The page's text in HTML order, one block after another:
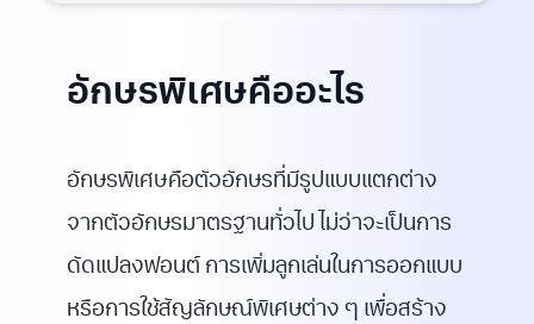
อักษรพิเศษคืออะไร
อักษรพิเศษคือตัวอักษรที่มีรูปแบบแตกต่าง
จากตัวอักษรมาตรฐานทั่วไป ไม่ว่าจะเป็นการ
ดัดแปลงฟอนต์ การเพิ่มลูกเล่นในการออกแบบ
หรือการใช้สัญลักษณ์พิเศษต่าง ๆ เพื่อสร้าง